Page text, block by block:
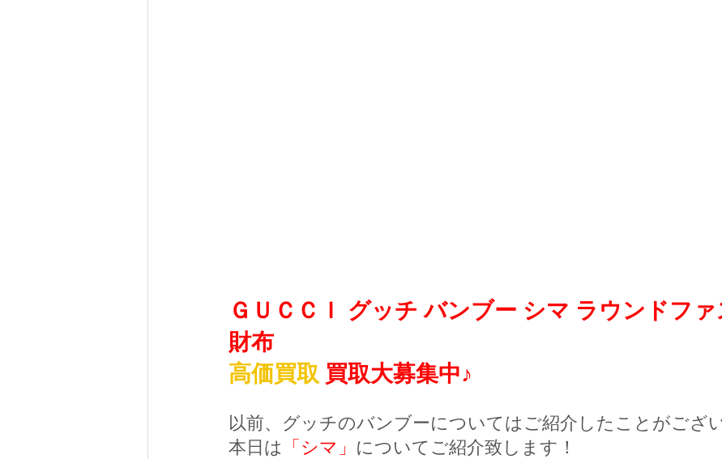
ＧＵＣＣＩ グッチ バンブー シマ ラウンドフ
財布
高価買取 買取大募集中♪
以前、グッチのバンブーについてはご紹介したことがござ
本日は 「シマ」 についてご紹介致します！